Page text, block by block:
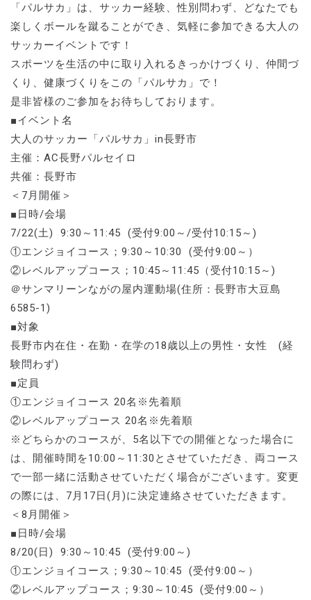
「パルサカ」は、サッカー経験、性別問わず、どなたでも
楽しくボールを蹴ることができ、気軽に参加できる大人の
サッカーイベントです！
スポーツを生活の中に取り入れるきっかけづくり、仲間づ
くり、健康づくりをこの「パルサカ」で！
是非皆様のご参加をお待ちしております。
■イベント名
大人のサッカー「パルサカ」in長野市
主催：AC長野パルセイロ
共催：長野市
＜7月開催＞
■日時/会場
7/22(土) 9:30～11:45 (受付9:00～/受付10:15～)
①エンジョイコース；9:30～10:30 (受付9:00～）
②レベルアップコース；10:45～11:45（受付10:15～)
＠サンマリーンながの屋内運動場(住所：長野市大豆島
6585-1)
■対象
長野市内在住・在勤・在学の18歳以上の男性・女性 (経
験問わず)
■定員
①エンジョイコース 20名※先着順
②レベルアップコース 20名※先着順
※どちらかのコースが、5名以下での開催となった場合に
は、開催時間を10:00～11:30とさせていただき、両コース
で一部一緒に活動させていただく場合がございます。変更
の際には、7月17日(月)に決定連絡させていただきます。
＜8月開催＞
■日時/会場
8/20(日) 9:30～10:45 (受付9:00～)
①エンジョイコース；9:30～10:45 (受付9:00～）
②レベルアップコース；9:30～10:45 (受付9:00～）